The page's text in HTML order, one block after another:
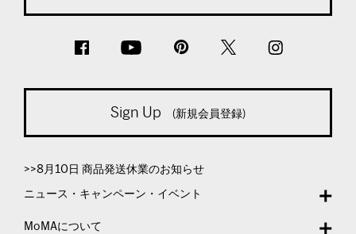
Sign Up (新規会員登録)
>>8月10日 商品発送休業のお知らせ
ニュース・キャンペーン・イベント
MoMAについて